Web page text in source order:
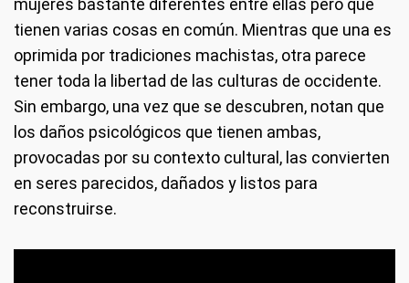
mujeres bastante diferentes entre ellas pero que
tienen varias cosas en común. Mientras que una es
oprimida por tradiciones machistas, otra parece
tener toda la libertad de las culturas de occidente.
Sin embargo, una vez que se descubren, notan que
los daños psicológicos que tienen ambas,
provocadas por su contexto cultural, las convierten
en seres parecidos, dañados y listos para
reconstruirse.